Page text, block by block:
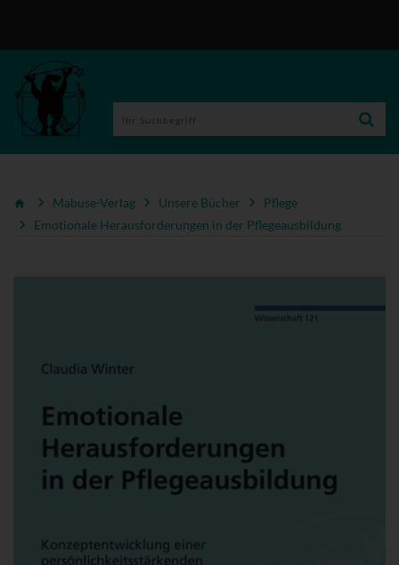
Mabuse-Verlag Unsere Bücher
Pflege
Emotionale Herausforderungen in der Pflegeausbildung